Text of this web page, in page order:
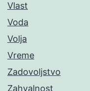
Vlast
Voda
Volja
Vreme
Zadovoljstvo
Zahvalnost